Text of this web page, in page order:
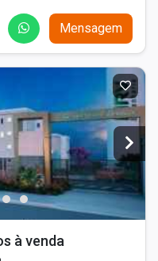
Mensagem
à venda